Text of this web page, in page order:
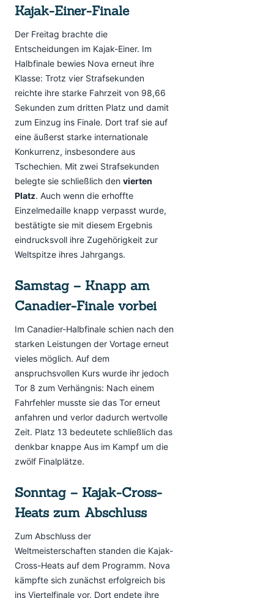
Kajak-Einer-Finale
Der Freitag brachte die
Entscheidungen im Kajak-Einer. Im
Halbfinale bewies Nova erneut ihre
Klasse: Trotz vier Strafsekunden
reichte ihre starke Fahrzeit von 98,66
Sekunden zum dritten Platz und damit
zum Einzug ins Finale. Dort traf sie auf
eine äußerst starke internationale
Konkurrenz, insbesondere aus
Tschechien. Mit zwei Strafsekunden
belegte sie schließlich den vierten
Platz. Auch wenn die erhoffte
Einzelmedaille knapp verpasst wurde,
bestätigte sie mit diesem Ergebnis
eindrucksvoll ihre Zugehörigkeit zur
Weltspitze ihres Jahrgangs.
Samstag – Knapp am
Canadier-Finale vorbei
Im Canadier-Halbfinale schien nach den
starken Leistungen der Vortage erneut
vieles möglich. Auf dem
anspruchsvollen Kurs wurde ihr jedoch
Tor 8 zum Verhängnis: Nach einem
Fahrfehler musste sie das Tor erneut
anfahren und verlor dadurch wertvolle
Zeit. Platz 13 bedeutete schließlich das
denkbar knappe Aus im Kampf um die
zwölf Finalplätze.
Sonntag – Kajak-Cross-
Heats zum Abschluss
Zum Abschluss der
Weltmeisterschaften standen die Kajak-
Cross-Heats auf dem Programm. Nova
kämpfte sich zunächst erfolgreich bis
ins Viertelfinale vor. Dort endete ihre